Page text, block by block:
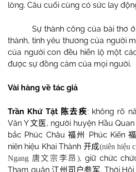
lòng. Câu cuối cùng có sức lay
Sự thành công của bài thơ
thành, tình yêu thương của người
của người con đều hiển lộ một
được sự đồng cảm của mọi người.
Vài hàng về tác giả
Trần Khứ Tật 陈去疾: không rõ
Văn Y文医, người huyện Hầu
bắc Phúc Châu 福州 Phúc Kiến
niên hiệu Khai Thành 开成(niên hiệu
Ngang 唐文宗李昂), giữ chức
Tham quân 江州司户参军. Thời